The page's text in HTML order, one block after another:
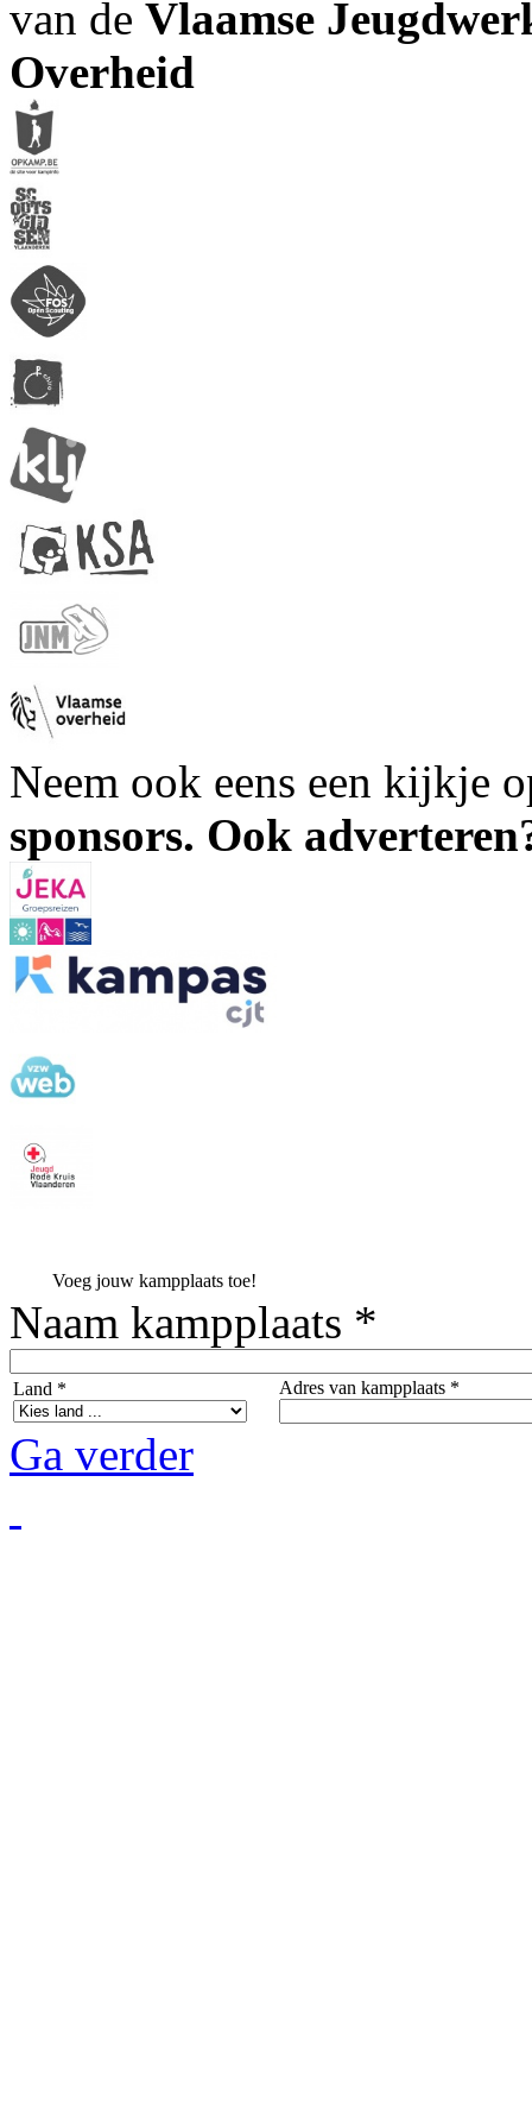
van de Vlaamse
Overheid
Neem ook eens een kijkje
sponsors. Ook
Voeg jouw kampplaats toe!
Naam kampplaats *
Land * Adres van kampplaats *
Ga verder